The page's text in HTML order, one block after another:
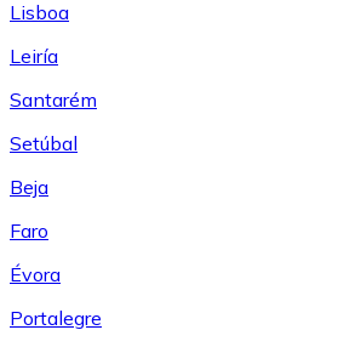
Lisboa
Leiría
Santarém
Setúbal
Beja
Faro
Évora
Portalegre